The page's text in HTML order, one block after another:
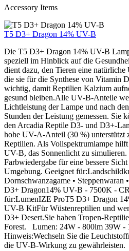
Accessory Items
T5 D3+ Dragon 14% UV-B
Die T5 D3+ Dragon 14% UV-B
speziell im Hinblick auf die
dient dazu, den Tieren eine
die sie für die Synthese von Vitamin
wichtig, damit Reptilien Kalzium
gesund bleiben.Alle UV-B-Anteile
Lichtleistung der Lampe und nach
Stunden der Leistung gemessen. Sie
den Arcadia Reptile D3- und D3+-
hohe UV-A-Anteil (30 %) unterstützt
Reptilien. Als Vollspektrumlampe
UV-B, das Sonnenlicht zu
Farbwiedergabe für eine bessere
Umgebung. Geeignet
Dornschwanzagame •
D3+ Dragon14% UV-B - 7500K -
für:LumenIZE ProT5 D3+ Dragon
UV-B KitFür Wüstenreptilien und
D3+ Desert.Sie haben Tropen-
Forest. Lumen: 24W - 800lm 39W -
Hinweis:Wechseln Sie die
die UV-B-Wirkung zu